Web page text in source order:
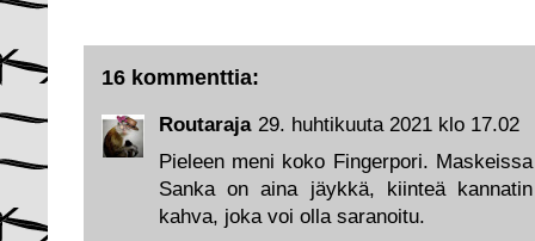
16 kommenttia:
Routaraja 29. huhtikuuta 2021 klo 17.02
Pieleen meni koko Fingerpori.
Sanka on aina jäykkä, kiinteä
kahva, joka voi olla saranoitu.